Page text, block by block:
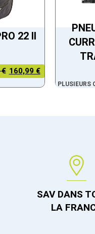
22 II
€ 160,99 €
PLUSIEURS
SAV DANS
LA